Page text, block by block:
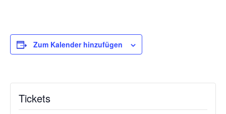
Zum Kalender hinzufügen
Tickets